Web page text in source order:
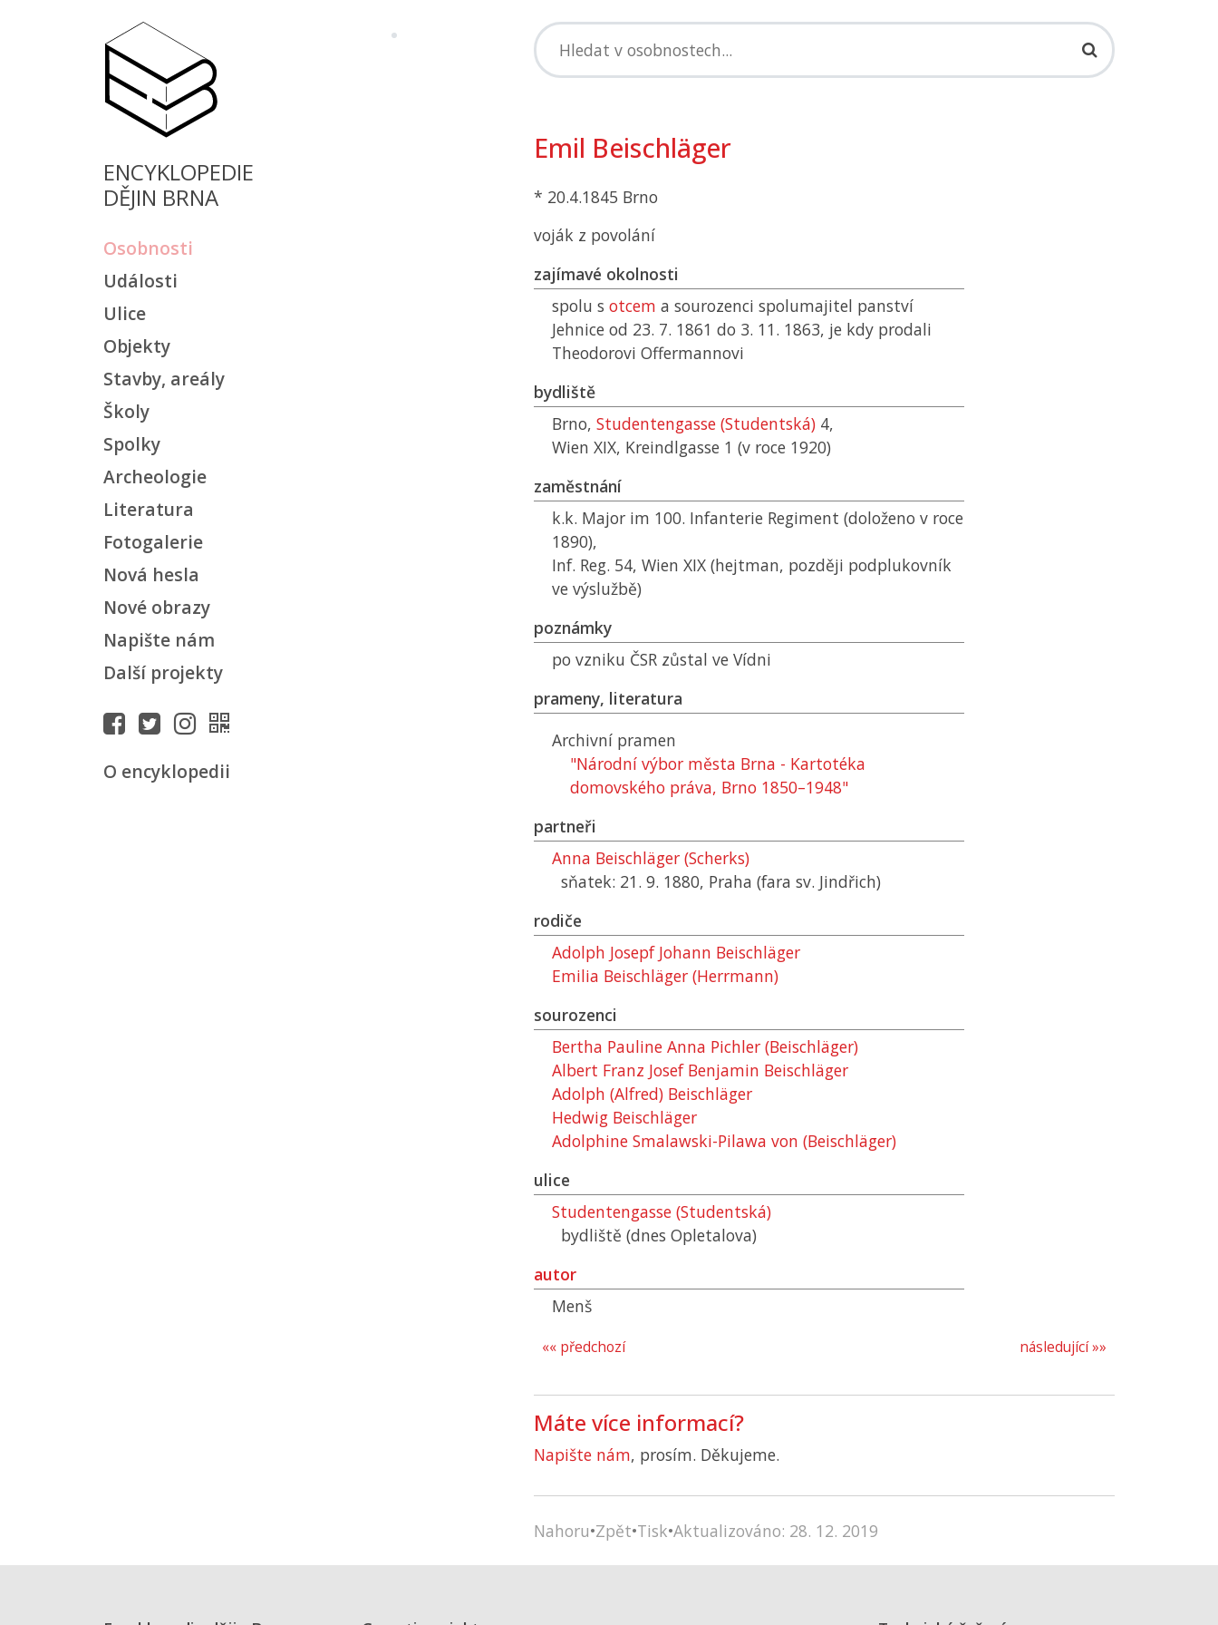
ENCYKLOPEDIE
DĚJIN BRNA
Osobnosti
Události
Ulice
Objekty
Stavby, areály
Školy
Spolky
Archeologie
Literatura
Fotogalerie
Nová hesla
Nové obrazy
Napište nám
Další projekty
O encyklopedii
Emil Beischläger
* 20.4.1845 Brno
voják z povolání
zajímavé okolnosti
spolu s otcem a sourozenci spolumajitel panství
Jehnice od 23. 7. 1861 do 3. 11. 1863, je kdy prodali
Theodorovi Offermannovi
bydliště
Brno, Studentengasse (Studentská) 4,
Wien XIX, Kreindlgasse 1 (v roce 1920)
zaměstnání
k.k. Major im 100. Infanterie Regiment (doloženo v roce
1890),
Inf. Reg. 54, Wien XIX (hejtman, později podplukovník
ve výslužbě)
poznámky
po vzniku ČSR zůstal ve Vídni
prameny, literatura
Archivní pramen
"Národní výbor města Brna - Kartotéka
domovského práva, Brno 1850–1948"
partneři
Anna Beischläger (Scherks)
sňatek: 21. 9. 1880, Praha (fara sv. Jindřich)
rodiče
Adolph Josepf Johann Beischläger
Emilia Beischläger (Herrmann)
sourozenci
Bertha Pauline Anna Pichler (Beischläger)
Albert Franz Josef Benjamin Beischläger
Adolph (Alfred) Beischläger
Hedwig Beischläger
Adolphine Smalawski-Pilawa von (Beischläger)
ulice
Studentengasse (Studentská)
bydliště (dnes Opletalova)
autor
Menš
následující »»
«« předchozí
Máte více informací?
Napište nám, prosím. Děkujeme.
Nahoru•Zpět•Tisk•Aktualizováno: 28. 12. 2019